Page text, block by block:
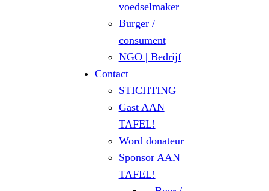
voedselmaker
Burger /
consument
NGO | Bedrijf
Contact
STICHTING
Gast AAN
TAFEL!
Word donateur
Sponsor AAN
TAFEL!